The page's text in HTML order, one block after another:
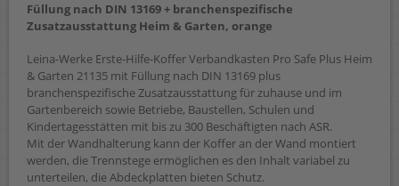
Füllung nach DIN 13169 + branchenspezifische
Zusatzausstattung Heim & Garten, orange
Leina-Werke Erste-Hilfe-Koffer Verbandkasten Pro Safe Plus Heim
& Garten 21135 mit Füllung nach DIN 13169 plus
branchenspezifische Zusatzausstattung für zuhause und im
Gartenbereich sowie Betriebe, Baustellen, Schulen und
Kindertagesstätten mit bis zu 300 Beschäftigten nach ASR.
Mit der Wandhalterung kann der Koffer an der Wand montiert
werden, die Trennstege ermöglichen es den Inhalt variabel zu
unterteilen, die Abdeckplatten bieten Schutz.